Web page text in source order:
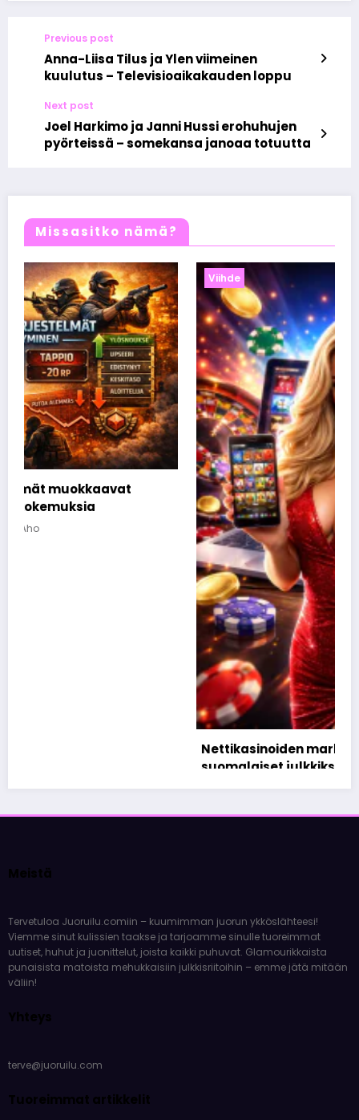
Previous post
Anna-Liisa Tilus ja Ylen viimeinen
kuulutus – Televisioaikakauden loppu
Next post
Joel Harkimo ja Janni Hussi erohuhujen
pyörteissä – somekansa janoaa totuutta
Missasitko nämä?
Viihde
Nettikasinoiden markkinoinnista tunnetut
suomalaiset julkkikset
10 huhtikuun, 2026 Olivia Aho
Tervetuloa Juoruilu.comiin – kuumimman juorun ykköslähteesi!
Viemme sinut kulissien taakse ja tarjoamme sinulle tuoreimmat
uutiset, huhut ja juonittelut, joista kaikki puhuvat. Glamourikkaista
väliin!
terve@juoruilu.com